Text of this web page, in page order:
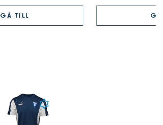
GÅ TILL